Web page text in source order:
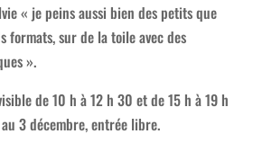
« je peins aussi bien des petits que
formats, sur de la toile avec des
».
de 10 h à 12 h 30 et de 15 h à 19 h
3 décembre, entrée libre.